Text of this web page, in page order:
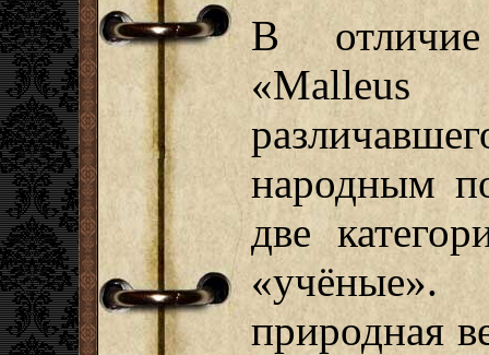
В
народным
две
природная